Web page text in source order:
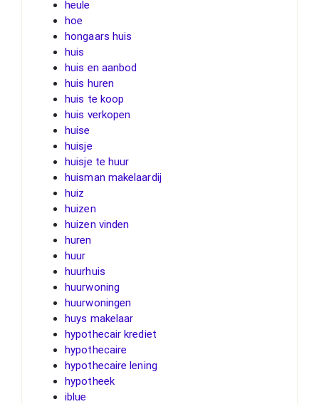
heule
hoe
hongaars huis
huis
huis en aanbod
huis huren
huis te koop
huis verkopen
huise
huisje
huisje te huur
huisman makelaardij
huiz
huizen
huizen vinden
huren
huur
huurhuis
huurwoning
huurwoningen
huys makelaar
hypothecair krediet
hypothecaire
hypothecaire lening
hypotheek
iblue